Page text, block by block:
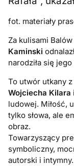
fot. materiały
Za kulisami
Kaminski
narodziła się
To utwór utkany
Wojciecha Kilara
ludowej. Miłość,
tylko słowa, ale
obraz.
Towarzyszący
symboliczny,
autorski i